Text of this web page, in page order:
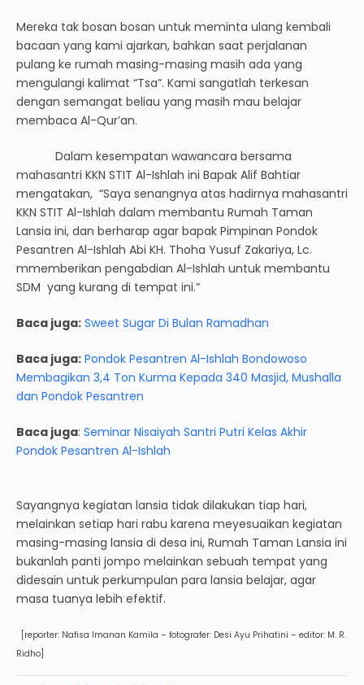
Mereka tak bosan bosan untuk meminta ulang kembali
bacaan yang kami ajarkan, bahkan saat perjalanan
pulang ke rumah masing-masing masih ada yang
mengulangi kalimat “Tsa”. Kami sangatlah terkesan
dengan semangat beliau yang masih mau belajar
membaca Al-Qur’an.
Dalam kesempatan wawancara bersama
mahasantri KKN STIT Al-Ishlah ini Bapak Alif Bahtiar
mengatakan, “Saya senangnya atas hadirnya mahasantri
KKN STIT Al-Ishlah dalam membantu Rumah Taman
Lansia ini, dan berharap agar bapak Pimpinan Pondok
Pesantren Al-Ishlah Abi KH. Thoha Yusuf Zakariya, Lc.
mmemberikan pengabdian Al-Ishlah untuk membantu
SDM yang kurang di tempat ini.”
Baca juga: Sweet Sugar Di Bulan Ramadhan
Baca juga: Pondok Pesantren Al-Ishlah Bondowoso
Membagikan 3,4 Ton Kurma Kepada 340 Masjid, Mushalla
dan Pondok Pesantren
Baca juga: Seminar Nisaiyah Santri Putri Kelas Akhir
Pondok Pesantren Al-Ishlah
Sayangnya kegiatan lansia tidak dilakukan tiap hari,
melainkan setiap hari rabu karena meyesuaikan kegiatan
masing-masing lansia di desa ini, Rumah Taman Lansia ini
bukanlah panti jompo melainkan sebuah tempat yang
didesain untuk perkumpulan para lansia belajar, agar
masa tuanya lebih efektif.
[reporter: Nafisa Imanan Kamila – fotografer: Desi Ayu Prihatini – editor: M. R.
Ridho]